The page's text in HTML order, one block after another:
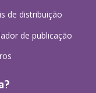
de distribuição
de publicação